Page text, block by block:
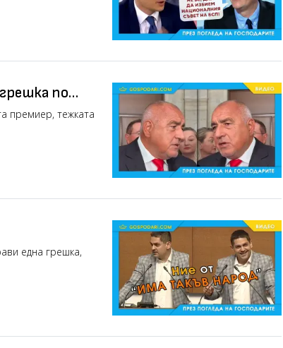
по
премиер, тежката
една грешка,